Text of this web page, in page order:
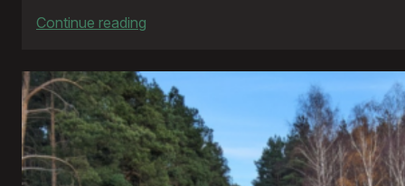
Continue reading
ulubiona
muzyka
z
2024